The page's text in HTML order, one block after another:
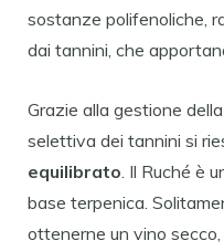
sostanze polifenoliche,
dai tannini, che
Grazie alla gestione
selettiva dei tannini si
equilibrato . Il Ruché è
base terpenica.
ottenerne un vino